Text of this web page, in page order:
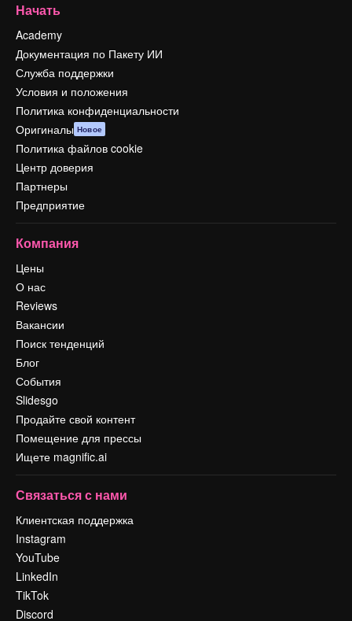
Начать
Academy
Документация по Пакету ИИ
Служба поддержки
Условия и положения
Политика конфиденциальности
Оригиналы Новое
Политика файлов cookie
Центр доверия
Партнеры
Предприятие
Компания
Цены
О нас
Reviews
Вакансии
Поиск тенденций
Блог
События
Slidesgo
Продайте свой контент
Помещение для прессы
Ищете magnific.ai
Связаться с нами
Клиентская поддержка
Instagram
YouTube
LinkedIn
TikTok
Discord